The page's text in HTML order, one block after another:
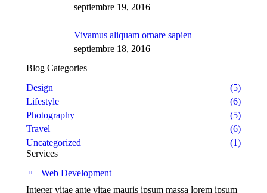
septiembre 19, 2016
Vivamus aliquam ornare sapien
septiembre 18, 2016
Blog Categories
Design
(5)
Lifestyle
(6)
Photography
(5)
Travel
(6)
Uncategorized
(1)
Services
Web Development
Integer vitae ante vitae mauris ipsum massa lorem ipsum